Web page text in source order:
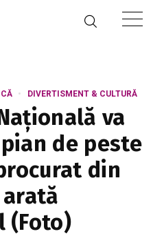
DIVERTISMENT & CULTURĂ
va
de peste
din
(Foto)